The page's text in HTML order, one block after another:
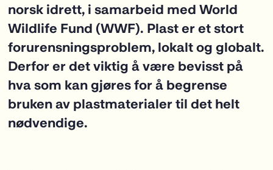
norsk idrett, i samarbeid med World
Wildlife Fund (WWF). Plast er et stort
forurensningsproblem, lokalt og globalt.
Derfor er det viktig å være bevisst på
hva som kan gjøres for å begrense
bruken av plastmaterialer til det helt
nødvendige.